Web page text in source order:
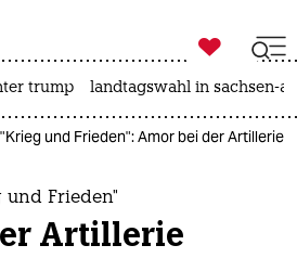
taz zahl ich
ich

taz zahl ich
trump landtagswahl in sachsen-
und Frieden": Amor bei der Artillerie
und Frieden"
Artillerie